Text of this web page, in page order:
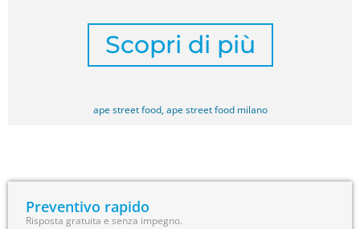
Scopri di più
ape street food,ape street food milano
Preventivo rapido
Risposta gratuita e senza impegno.